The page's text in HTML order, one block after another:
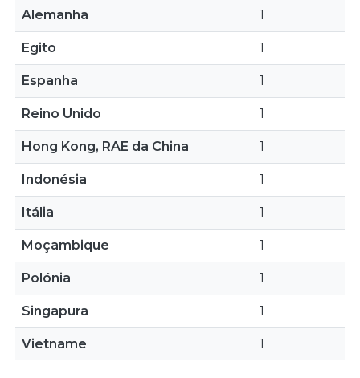
Alemanha 1
Egito 1
Espanha 1
Reino Unido 1
Hong Kong, RAE da China 1
Indonésia 1
Itália 1
Moçambique 1
Polónia 1
Singapura 1
Vietname 1